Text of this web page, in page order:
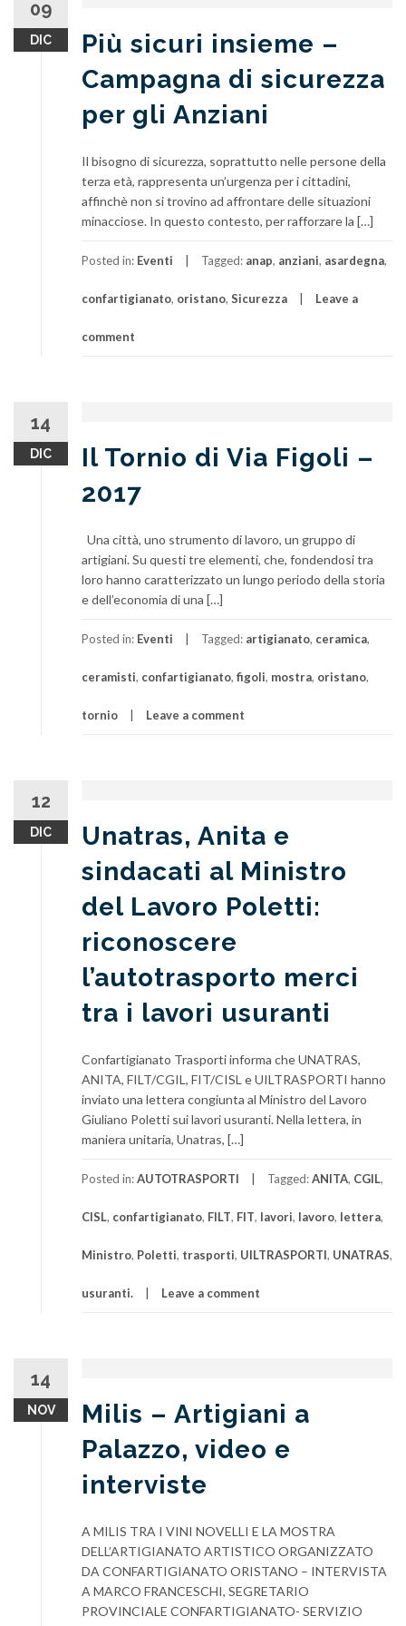
09
DIC
Più sicuri insieme –
Campagna di sicurezza
per gli Anziani
Il bisogno di sicurezza, soprattutto nelle persone della
terza età, rappresenta un’urgenza per i cittadini,
affinchè non si trovino ad affrontare delle situazioni
minacciose. In questo contesto, per rafforzare la […]
Posted in: Eventi Tagged: anap, anziani, asardegna,
confartigianato, oristano, Sicurezza Leave a
comment
14
DIC
Il Tornio di Via Figoli –
2017
Una città, uno strumento di lavoro, un gruppo di
artigiani. Su questi tre elementi, che, fondendosi tra
loro hanno caratterizzato un lungo periodo della storia
e dell’economia di una […]
Posted in: Eventi Tagged: artigianato, ceramica,
ceramisti, confartigianato, figoli, mostra, oristano,
tornio Leave a comment
12
DIC
Unatras, Anita e
sindacati al Ministro
del Lavoro Poletti:
riconoscere
l’autotrasporto merci
tra i lavori usuranti
Confartigianato Trasporti informa che UNATRAS,
ANITA, FILT/CGIL, FIT/CISL e UILTRASPORTI hanno
inviato una lettera congiunta al Ministro del Lavoro
Giuliano Poletti sui lavori usuranti. Nella lettera, in
maniera unitaria, Unatras, […]
Posted in:AUTOTRASPORTI Tagged:ANITA, CGIL,
CISL, confartigianato, FILT, FIT, lavori, lavoro, lettera,
Ministro, Poletti, trasporti, UILTRASPORTI, UNATRAS,
usuranti. Leave a comment
14
NOV
Milis – Artigiani a
Palazzo, video e
interviste
A MILIS TRA I VINI NOVELLI E LA MOSTRA
DELL’ARTIGIANATO ARTISTICO ORGANIZZATO
DA CONFARTIGIANATO ORISTANO – INTERVISTA
A MARCO FRANCESCHI, SEGRETARIO
PROVINCIALE CONFARTIGIANATO- SERVIZIO